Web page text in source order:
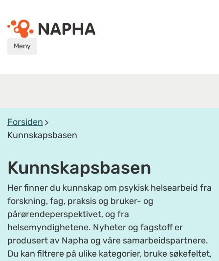
Meny
Forsiden
Kunnskapsbasen
Kunnskapsbasen
Her finner du kunnskap om psykisk helsearbeid fra
forskning, fag, praksis og bruker- og
pårørendeperspektivet, og fra
helsemyndighetene. Nyheter og fagstoff er
produsert av Napha og våre samarbeidspartnere.
Du kan filtrere på ulike kategorier, bruke søkefeltet,